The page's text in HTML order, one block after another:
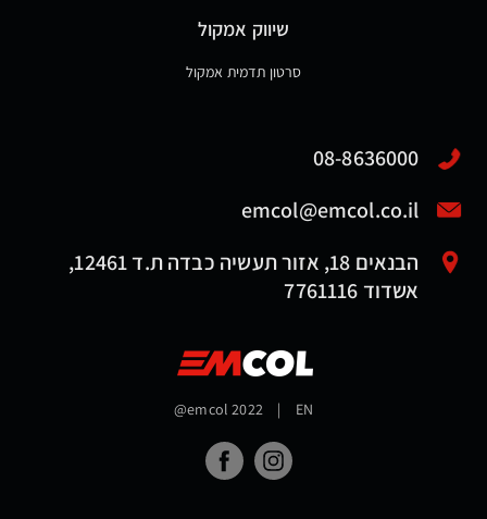
שיווק אמקול
סרטון תדמית אמקול
08-8636000
emcol@emcol.co.il
הבנאים 18, אזור תעשיה כבדה ת.ד 12461,
אשדוד 7761116
@emcol 2022 | EN